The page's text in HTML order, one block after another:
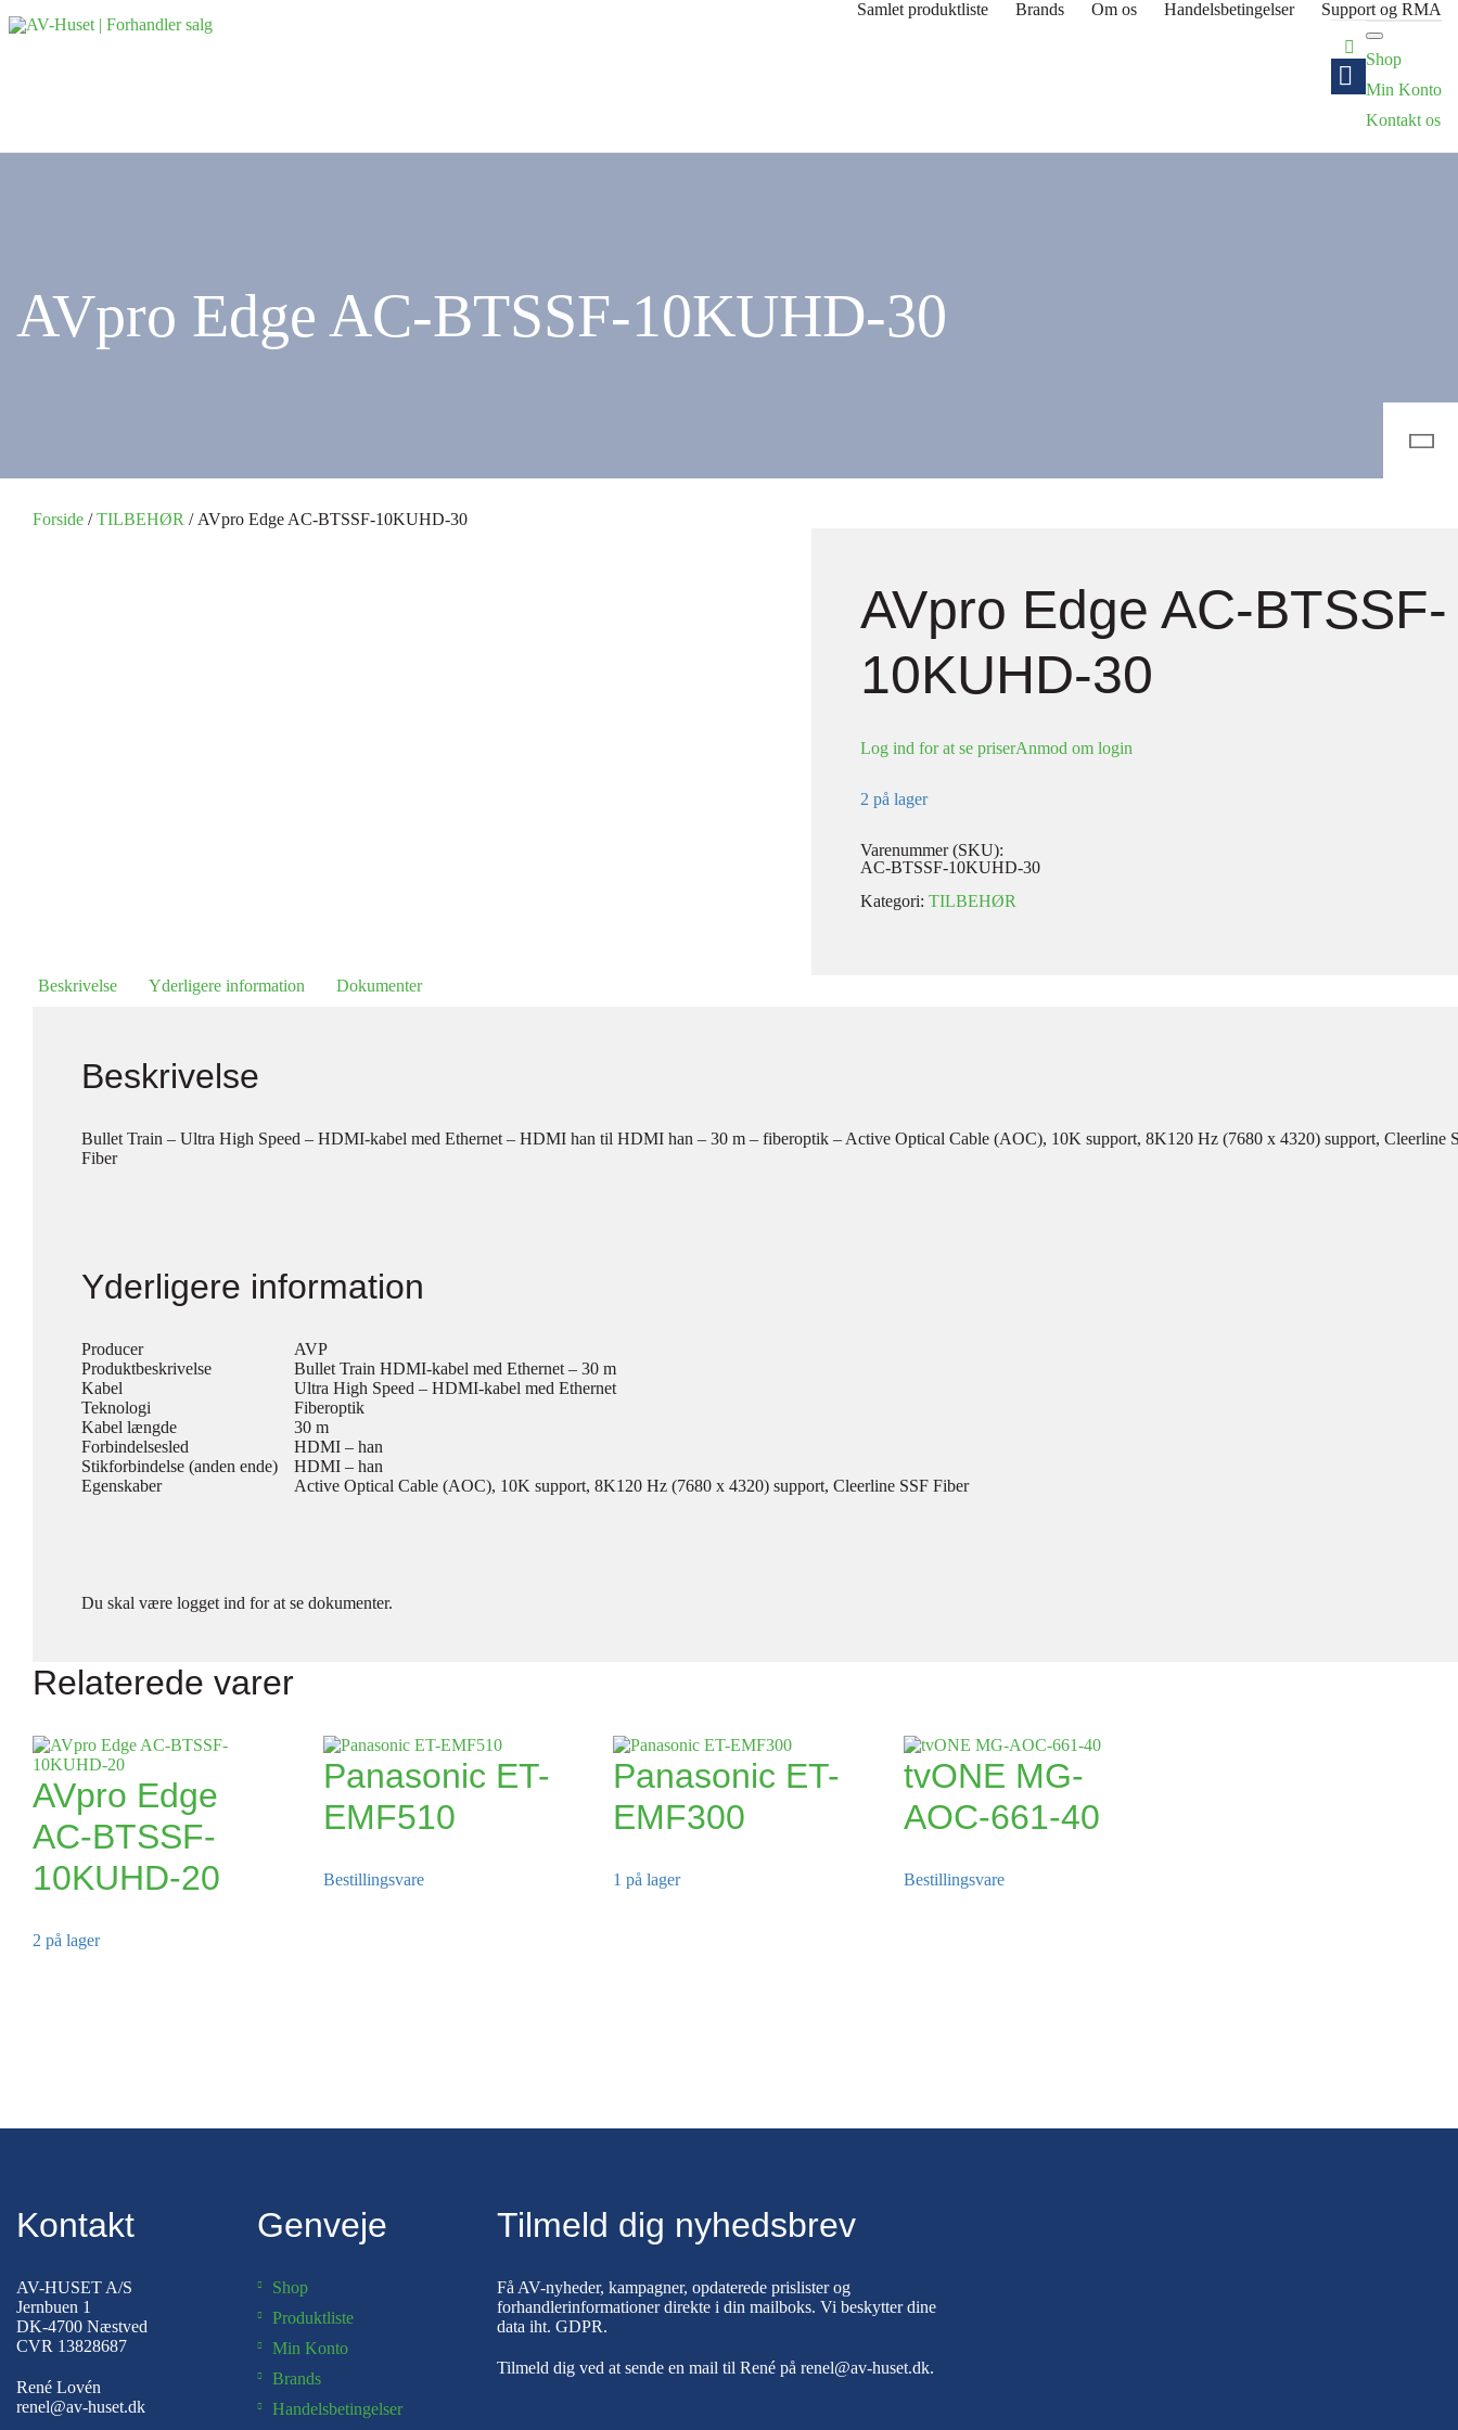
Samlet produktliste Brands Om os Handelsbetingelser Support og RMA
Shop
Min Konto
Kontakt os
AVpro Edge AC-BTSSF-10KUHD-30
Forside /TILBEHØR / AVpro Edge AC-BTSSF-10KUHD-30
AVpro Edge AC-BTSSF-
10KUHD-30
Log ind for at se priserAnmod om login
2 på lager
Varenummer (SKU):
AC-BTSSF-10KUHD-30
Kategori: TILBEHØR
Beskrivelse Yderligere information Dokumenter
Beskrivelse
Bullet Train – Ultra High Speed – HDMI-kabel med Ethernet – HDMI han til HDMI han – 30 m – fiberoptik – Active Optical Cable (AOC), 10K support, 8K120 Hz (7680 x 4320) support, Cleerline
Fiber
Yderligere information
Producer
AVP
Produktbeskrivelse
Bullet Train HDMI-kabel med Ethernet – 30 m
Kabel
Ultra High Speed – HDMI-kabel med Ethernet
Teknologi
Fiberoptik
Kabel længde
30 m
Forbindelsesled
HDMI – han
Stikforbindelse (anden ende)
HDMI – han
Egenskaber
Active Optical Cable (AOC), 10K support, 8K120 Hz (7680 x 4320) support, Cleerline SSF Fiber
Du skal være logget ind for at se dokumenter.
Relaterede varer
AVpro Edge
AC-BTSSF-
10KUHD-20
2 på lager
Panasonic ET-
EMF510
Bestillingsvare
Panasonic ET-
EMF300
1 på lager
tvONE MG-
AOC-661-40
Bestillingsvare
Kontakt
AV-HUSET A/S
Jernbuen 1
DK-4700 Næstved
CVR 13828687
René Lovén
renel@av-huset.dk
Genveje
Shop
Produktliste
Min Konto
Brands
Handelsbetingelser
Tilmeld dig nyhedsbrev
Få AV-nyheder, kampagner, opdaterede prislister og
forhandlerinformationer direkte i din mailboks. Vi beskytter dine
data iht. GDPR.
Tilmeld dig ved at sende en mail til René på renel@av-huset.dk.